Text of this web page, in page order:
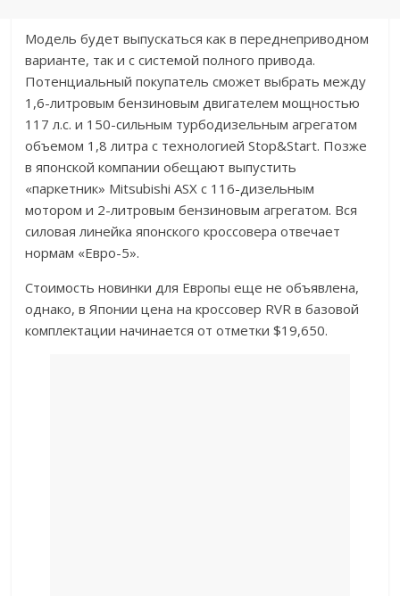
Модель будет выпускаться как в переднеприводном
варианте, так и с системой полного привода.
Потенциальный покупатель сможет выбрать между
1,6-литровым бензиновым двигателем мощностью
117 л.с. и 150-сильным турбодизельным агрегатом
объемом 1,8 литра с технологией Stop&Start. Позже
в японской компании обещают выпустить
«паркетник» Mitsubishi ASX с 116-дизельным
мотором и 2-литровым бензиновым агрегатом. Вся
силовая линейка японского кроссовера отвечает
нормам «Евро-5».
Стоимость новинки для Европы еще не объявлена,
однако, в Японии цена на кроссовер RVR в базовой
комплектации начинается от отметки $19,650.